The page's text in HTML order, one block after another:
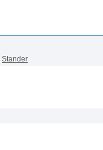
Stander